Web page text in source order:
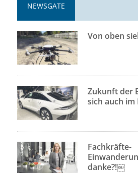
NEWSGATE
Von oben
Zukunft der
sich auch im
Fachkräfte-
danke?!￼